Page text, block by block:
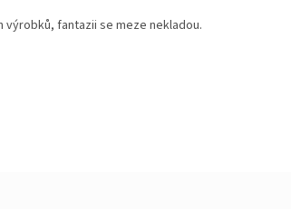
fantazii se meze nekladou.